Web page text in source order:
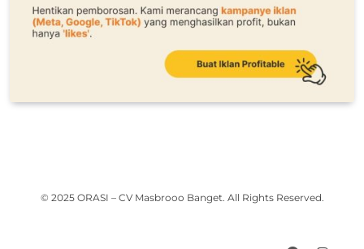
© 2025 ORASI – CV Masbrooo Banget. All Rights Reserved.